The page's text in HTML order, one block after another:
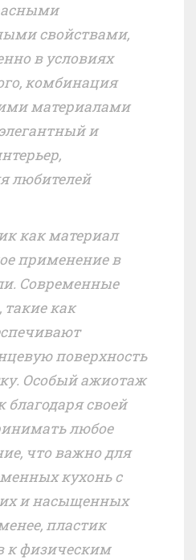
свойствами,
в условиях
комбинация
материалами
и
любителей
как материал
применение в
Современные
как
поверхность
Особый ажиотаж
благодаря своей
любое
что важно для
кухонь с
и насыщенных
пластик
к физическим